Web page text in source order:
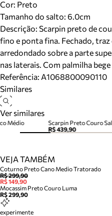
Cor: Preto
Tamanho do salto: 6.0cm
Descrição: Scarpin preto de
fino e ponta fina. Fechado,
arredondado sobre a parte
nas laterais. Com palmilha
Referência: A1068800090110
Similares
Ver similares
Scarpin Preto Couro
R$ 439,90
Médio
VEJA TAMBÉM
Coturno Preto Cano Medio Tratorado
R$ 299,90
R$ 149,90
Mocassim Preto Couro Luma
R$ 299,90
experimente